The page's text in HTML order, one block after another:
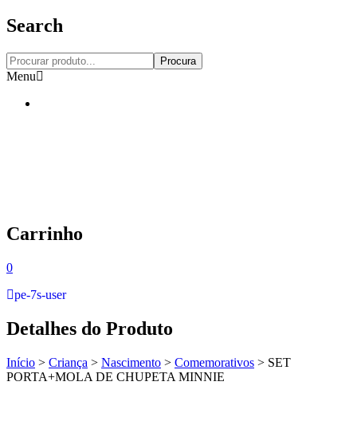
Search
Procura
Menu
Carrinho
0
pe-7s-user
Detalhes do Produto
Início > Criança > Nascimento > Comemorativos > SET
PORTA+MOLA DE CHUPETA MINNIE